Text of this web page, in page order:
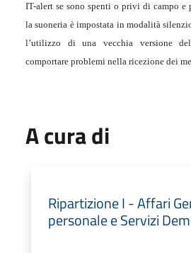
IT-alert se sono spenti o privi di campo e
la suoneria è impostata in modalità
l’utilizzo di una vecchia versione
comportare problemi nella ricezione dei
A cura di
Ripartizione I - Affari
personale e Servizi